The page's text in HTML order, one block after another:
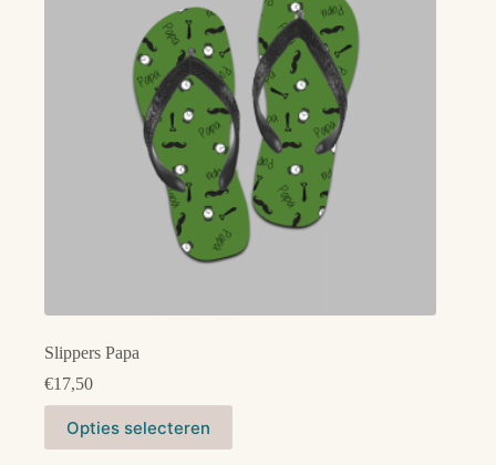
productpagina
Slippers Papa
€17,50
Opties selecteren
product
heeft